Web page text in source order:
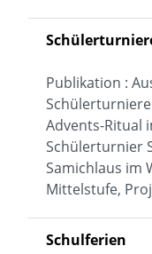
Publikation :
Advents-Ritual
Schülerturnier
Samichlaus im
Mittelstufe,
Schulferien